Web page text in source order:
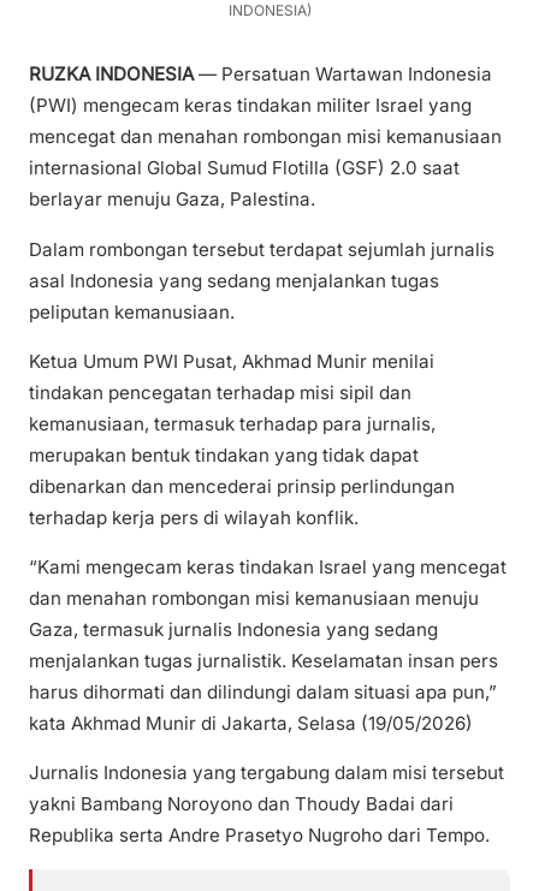
INDONESIA)
RUZKA INDONESIA— Persatuan Wartawan Indonesia
(PWI) mengecam keras tindakan militer Israel yang
mencegat dan menahan rombongan misi kemanusiaan
internasional Global Sumud Flotilla (GSF) 2.0 saat
berlayar menuju Gaza, Palestina.
Dalam rombongan tersebut terdapat sejumlah jurnalis
asal Indonesia yang sedang menjalankan tugas
peliputan kemanusiaan.
Ketua Umum PWI Pusat, Akhmad Munir menilai
tindakan pencegatan terhadap misi sipil dan
kemanusiaan, termasuk terhadap para jurnalis,
merupakan bentuk tindakan yang tidak dapat
dibenarkan dan mencederai prinsip perlindungan
terhadap kerja pers di wilayah konflik.
“Kami mengecam keras tindakan Israel yang mencegat
dan menahan rombongan misi kemanusiaan menuju
Gaza, termasuk jurnalis Indonesia yang sedang
menjalankan tugas jurnalistik. Keselamatan insan pers
harus dihormati dan dilindungi dalam situasi apa pun,”
kata Akhmad Munir di Jakarta, Selasa (19/05/2026)
Jurnalis Indonesia yang tergabung dalam misi tersebut
yakni Bambang Noroyono dan Thoudy Badai dari
Republika serta Andre Prasetyo Nugroho dari Tempo.